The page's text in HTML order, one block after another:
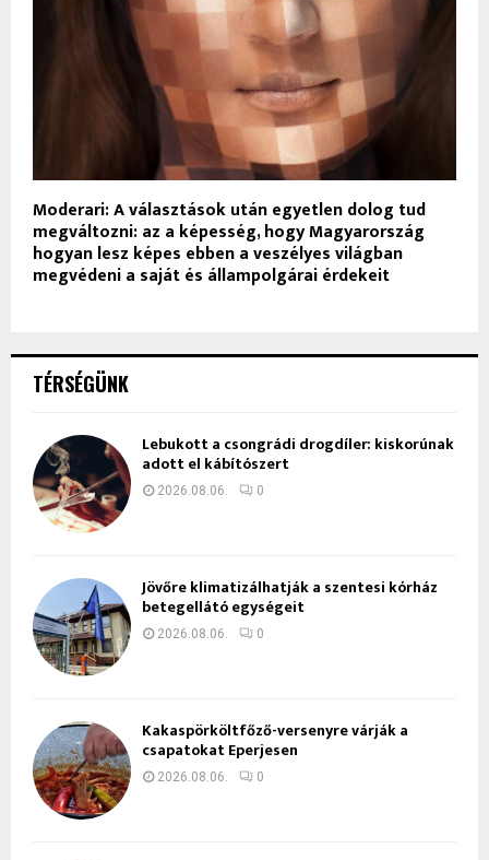
Moderari: A választások után egyetlen dolog tud
megváltozni: az a képesség, hogy Magyarország
hogyan lesz képes ebben a veszélyes világban
megvédeni a saját és állampolgárai érdekeit
TÉRSÉGÜNK
Lebukott a csongrádi drogdíler: kiskorúnak
adott el kábítószert
2026.08.06. 0
Jövőre klimatizálhatják a szentesi kórház
betegellátó egységeit
2026.08.06. 0
Kakaspörköltfőző-versenyre várják a
csapatokat Eperjesen
2026.08.06. 0